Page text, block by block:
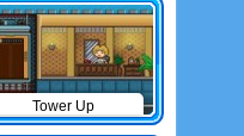
Tower Up